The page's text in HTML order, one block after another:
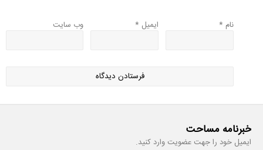
نام * ایمیل * وب‌ سایت
خبرنامه مساحت
ایمیل خود را جهت عضویت وارد کنید.